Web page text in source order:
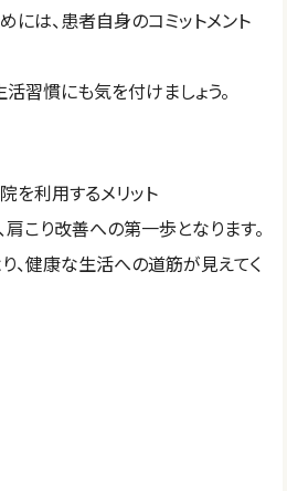
は、患者自身のコミットメント
習慣にも気を付けましょう。
を利用するメリット
こり改善への第一歩となります。
、健康な生活への道筋が見えてく